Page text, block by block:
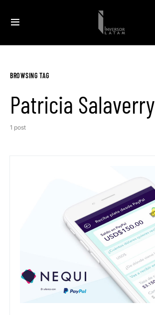
BROWSING TAG
Patricia Salaverry
1 post